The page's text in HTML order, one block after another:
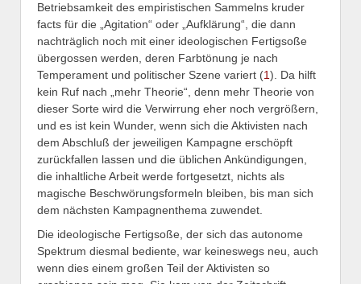
Betriebsamkeit des empiristischen Sammelns kruder
facts für die „Agitation“ oder „Aufklärung“, die dann
nachträglich noch mit einer ideologischen Fertigsoße
übergossen werden, deren Farbtönung je nach
Temperament und politischer Szene variert (1). Da hilft
kein Ruf nach „mehr Theorie“, denn mehr Theorie von
dieser Sorte wird die Verwirrung eher noch vergrößern,
und es ist kein Wunder, wenn sich die Aktivisten nach
dem Abschluß der jeweiligen Kampagne erschöpft
zurückfallen lassen und die üblichen Ankündigungen,
die inhaltliche Arbeit werde fortgesetzt, nichts als
magische Beschwörungsformeln bleiben, bis man sich
dem nächsten Kampagnenthema zuwendet.
Die ideologische Fertigsoße, der sich das autonome
Spektrum diesmal bediente, war keineswegs neu, auch
wenn dies einem großen Teil der Aktivisten so